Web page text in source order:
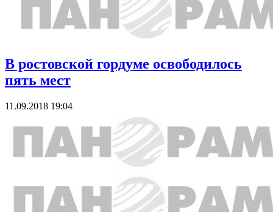
В ростовской гордуме освободилось
пять мест
11.09.2018 19:04